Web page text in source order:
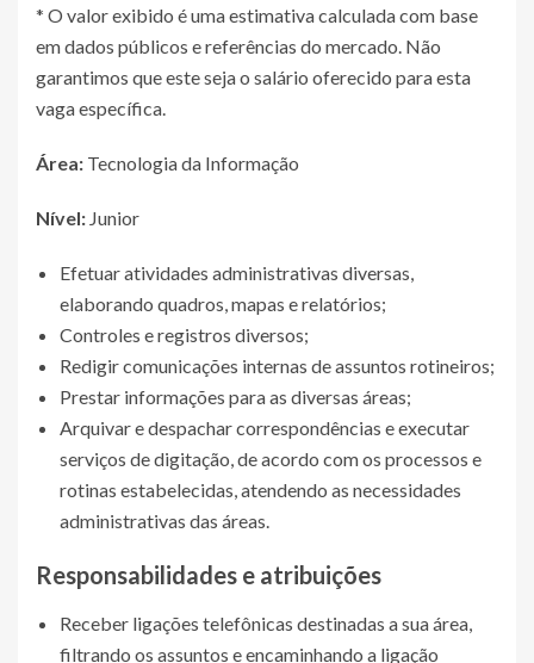
* O valor exibido é uma estimativa calculada com base
em dados públicos e referências do mercado. Não
garantimos que este seja o salário oferecido para esta
vaga específica.
Área: Tecnologia da Informação
Nível: Junior
Efetuar atividades administrativas diversas,
elaborando quadros, mapas e relatórios;
Controles e registros diversos;
Redigir comunicações internas de assuntos rotineiros;
Prestar informações para as diversas áreas;
Arquivar e despachar correspondências e executar
serviços de digitação, de acordo com os processos e
rotinas estabelecidas, atendendo as necessidades
administrativas das áreas.
Responsabilidades e atribuições
Receber ligações telefônicas destinadas a sua área,
filtrando os assuntos e encaminhando a ligação